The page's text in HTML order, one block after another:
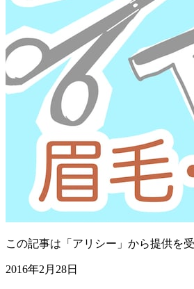
この記事は「アリシー」から提供を
2016年2月28日